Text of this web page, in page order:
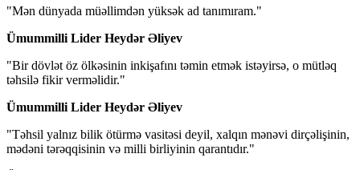
"Mən dünyada müəllimdən yüksək ad tanımıram."
Ümummilli Lider Heydər Əliyev
"Bir dövlət öz ölkəsinin inkişafını təmin etmək istəyirsə, o mütləq
təhsilə fikir verməlidir."
Ümummilli Lider Heydər Əliyev
"Təhsil yalnız bilik ötürmə vasitəsi deyil, xalqın mənəvi dirçəlişinin,
mədəni tərəqqisinin və milli birliyinin qarantıdır."